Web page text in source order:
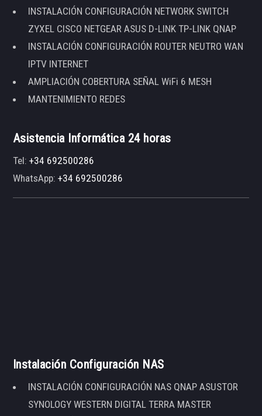
INSTALACIÓN CONFIGURACIÓN NETWORK SWITCH
ZYXEL CISCO NETGEAR ASUS D-LINK TP-LINK QNAP
INSTALACIÓN CONFIGURACIÓN ROUTER NEUTRO WAN
IPTV INTERNET
AMPLIACIÓN COBERTURA SEÑAL WiFi 6 MESH
MANTENIMIENTO REDES
Asistencia Informática 24 horas
Tel:+34 692500286
WhatsApp:+34 692500286
Instalación Configuración NAS
INSTALACIÓN CONFIGURACIÓN NAS QNAP ASUSTOR
SYNOLOGY WESTERN DIGITAL TERRA MASTER